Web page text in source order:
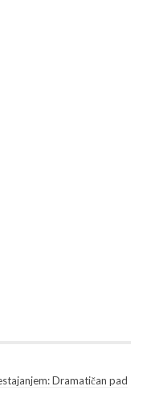
Dramatičan pad